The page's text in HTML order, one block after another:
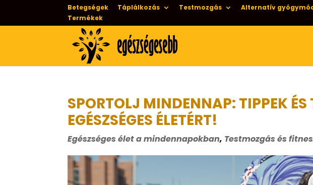
Betegségek Táplálkozás Testmozgás Alternatív
Termékek
SPORTOLJ MINDENNAP: TIPPEK
EGÉSZSÉGES ÉLETÉRT!
Egészséges élet a mindennapokban, Testmozgás és